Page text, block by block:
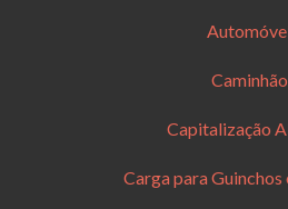
Caminhão
Capitalização
Carga para Guinchos